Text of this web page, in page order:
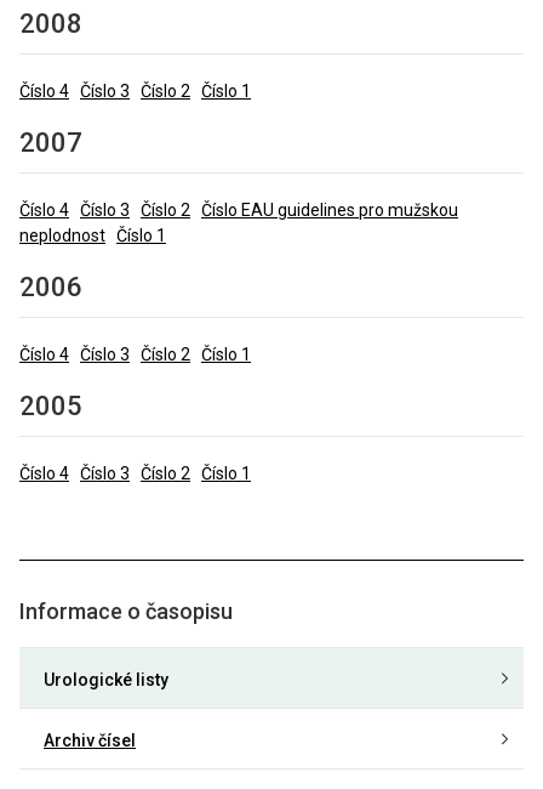
2008
Číslo 4 Číslo 3 Číslo 2 Číslo 1
2007
Číslo 4 Číslo 3 Číslo 2
Číslo EAU guidelines pro mužskou
neplodnost Číslo 1
2006
Číslo 4 Číslo 3 Číslo 2 Číslo 1
2005
Číslo 4 Číslo 3 Číslo 2 Číslo 1
Informace o časopisu
Urologické listy
Archiv čísel